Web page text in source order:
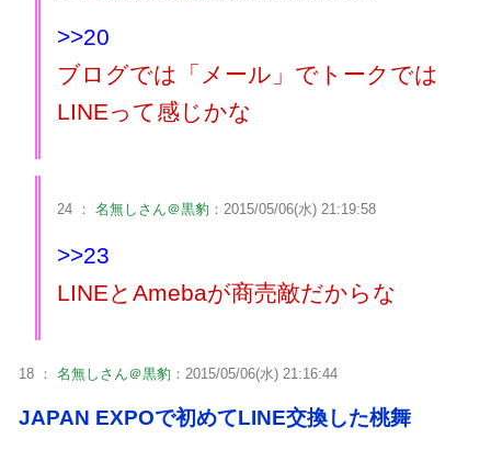
>>20
ブログでは「メール」でトークでは
LINEって感じかな
24 ： 名無しさん＠黒豹 ：2015/05/06(水) 21:19:58
>>23
LINEとAmebaが商売敵だからな
18 ： 名無しさん＠黒豹 ：2015/05/06(水) 21:16:44
JAPAN EXPOで初めてLINE交換した桃舞